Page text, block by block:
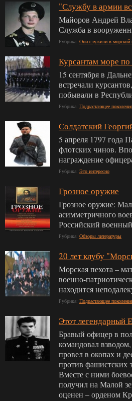
"Службу в армии
Майоров Андрей
Служба в
Рубрика: Они служили в морской
Курсантам море по
15 сентября в
встречали
побывали в
Рубрика: Подрастающее поколение
Солдатский
5 апреля 1797 года
флотских чинов.
награждение
Рубрика: Это интересно
Грозное оружие
Грозное оружие:
асимметричного
Российский
Рубрика: Обзоры литературы
20 лет клубу
Морская пехота –
военно-
находится
Рубрика: Подрастающее поколение
Этот легендарный
Бравый офицер в
командовал
провел в окопах и
против фашистских
Вместе с ними
получил на Малой
оценен – орденом